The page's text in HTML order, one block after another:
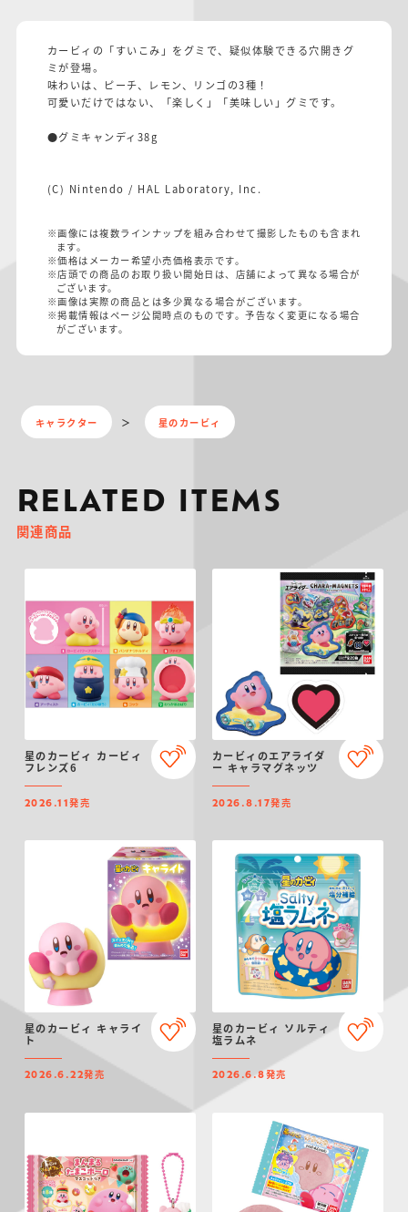
カービィの「すいこみ」をグミで、疑似体験できる穴開きグ
ミが登場。
味わいは、ピーチ、レモン、リンゴの3種！
可愛いだけではない、「楽しく」「美味しい」グミです。
●グミキャンディ38g
(C) Nintendo / HAL Laboratory, Inc.
※画像には複数ラインナップを組み合わせて撮影したものも含まれ
ます。
※価格はメーカー希望小売価格表示です。
※店頭での商品のお取り扱い開始日は、店舗によって異なる場合が
ございます。
※画像は実際の商品とは多少異なる場合がございます。
※掲載情報はページ公開時点のものです。予告なく変更になる場合
がございます。
キャラクター 星のカービィ
RELATED ITEMS
関連商品
星のカービィ カービィ
フレンズ6
2026.11発売
カービィのエアライダ
ー キャラマグネッツ
2026.8.17発売
星のカービィ キャライ
ト
2026.6.22発売
星のカービィ ソルティ
塩ラムネ
2026.6.8発売